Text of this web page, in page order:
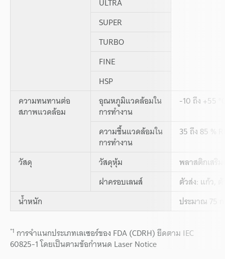
SUPER
TURBO
FINE
HSP
ความทนทานต่อ
สภาพแวดล้อม
อุณหภูมิแวดล้อมใน
การทำงาน
-10 ถึง +55
ความชื้นแวดล้อมใน
การทำงาน
35 ถึง 85 %
วัสดุ วัสดุหุ้ม
พลาสติกเสริ
ฝาครอบเลนส์
ตัวส่ง: แก้ว,
น้ำหนัก
ประมาณ 75
*1 การจำแนกประเภทเลเซอร์ของ FDA (CDRH) ยึดตาม IEC
60825-1 โดยเป็นตามข้อกำหนด Laser Notice